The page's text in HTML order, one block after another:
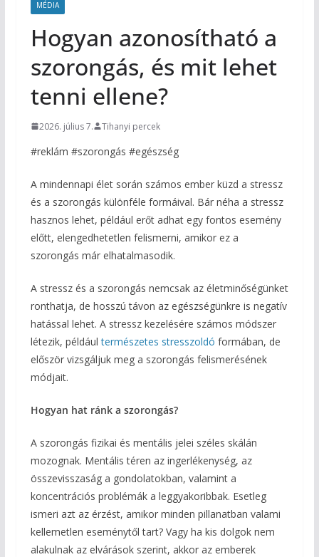
MÉDIA
Hogyan azonosítható a
szorongás, és mit lehet
tenni ellene?
2026. július 7. Tihanyi percek
#reklám #szorongás #egészség
A mindennapi élet során számos ember küzd a stressz
és a szorongás különféle formáival. Bár néha a stressz
hasznos lehet, például erőt adhat egy fontos esemény
előtt, elengedhetetlen felismerni, amikor ez a
szorongás már elhatalmasodik.
A stressz és a szorongás nemcsak az életminőségünket
ronthatja, de hosszú távon az egészségünkre is negatív
hatással lehet. A stressz kezelésére számos módszer
létezik, példáultermészetes stresszoldó formában, de
először vizsgáljuk meg a szorongás felismerésének
módjait.
Hogyan hat ránk a szorongás?
A szorongás fizikai és mentális jelei széles skálán
mozognak. Mentális téren az ingerlékenység, az
összevisszaság a gondolatokban, valamint a
koncentrációs problémák a leggyakoribbak. Esetleg
ismeri azt az érzést, amikor minden pillanatban valami
kellemetlen eseménytől tart? Vagy ha kis dolgok nem
alakulnak az elvárások szerint, akkor az emberek